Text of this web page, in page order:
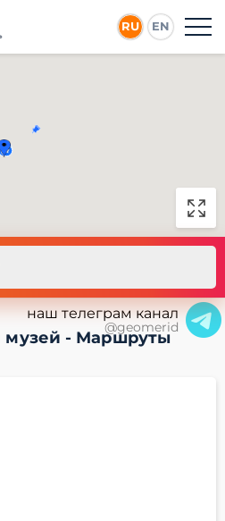
RU EN
наш телеграм канал
@geomerid
музей - Маршруты